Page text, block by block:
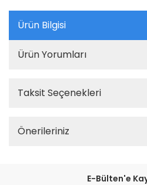
Ürün Bilgisi
Ürün Yorumları
Taksit Seçenekleri
Önerileriniz
E-Bülten'e